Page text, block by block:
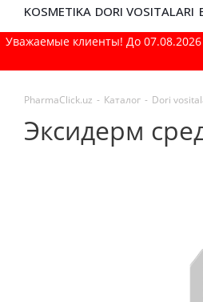
KOSMETIKA DORI VOSITALARI
Уважаемые клиенты! До
PharmaClick.uz - Каталог - Dori
Эксидерм